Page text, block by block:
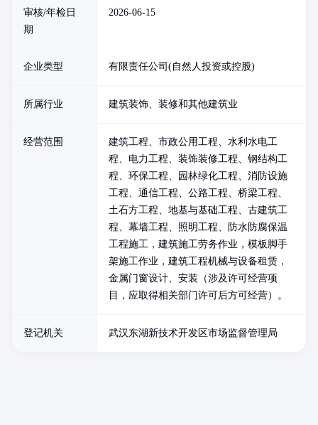
审核/年检日
期
2026-06-15
企业类型 有限责任公司(自然人投资或控股)
所属行业 建筑装饰、装修和其他建筑业
经营范围
建筑工程、市政公用工程、水利水电工
程、电力工程、装饰装修工程、钢结构工
程、环保工程、园林绿化工程、消防设施
工程、通信工程、公路工程、桥梁工程、
土石方工程、地基与基础工程、古建筑工
程、幕墙工程、照明工程、防水防腐保温
工程施工，建筑施工劳务作业，模板脚手
架施工作业，建筑工程机械与设备租赁，
金属门窗设计、安装（涉及许可经营项
目，应取得相关部门许可后方可经营）。
登记机关 武汉东湖新技术开发区市场监督管理局